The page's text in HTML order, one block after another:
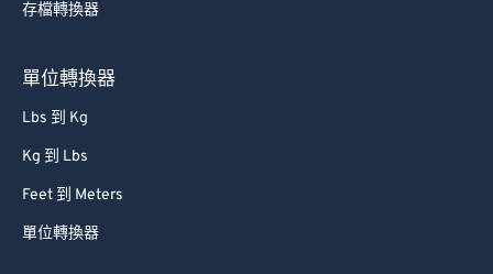
存檔轉換器
單位轉換器
Lbs 到 Kg
Kg 到 Lbs
Feet 到 Meters
單位轉換器